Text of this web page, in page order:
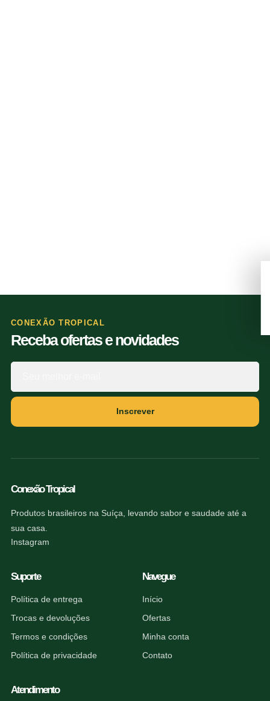
CONEXÃO TROPICAL
Receba ofertas e novidades
Inscrever
Conexão Tropical
Produtos brasileiros na Suíça, levando sabor e saudade até a
sua casa.
Instagram
Suporte
Política de entrega
Trocas e devoluções
Termos e condições
Política de privacidade
Navegue
Início
Ofertas
Minha conta
Contato
Atendimento